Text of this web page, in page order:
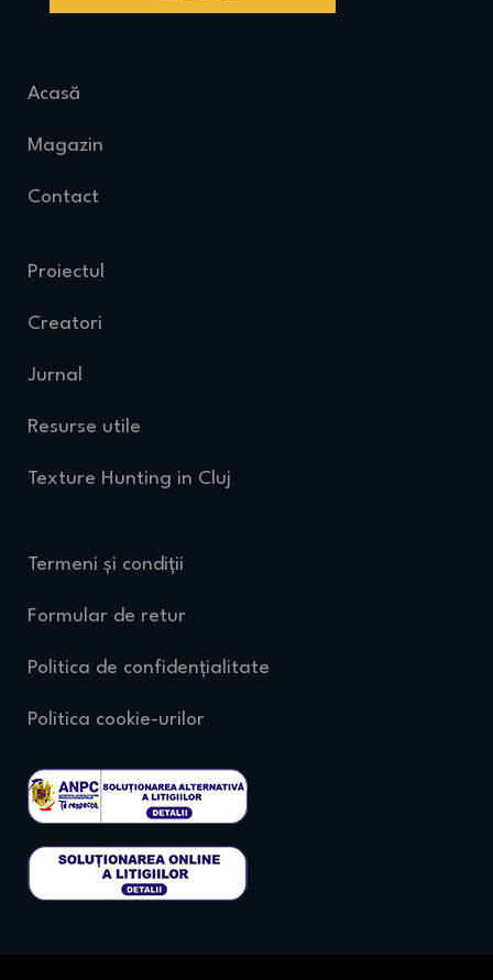
Acasă
Magazin
Contact
Proiectul
Creatori
Jurnal
Resurse utile
Texture Hunting in Cluj
Termeni și condiții
Formular de retur
Politica de confidențialitate
Politica cookie-urilor